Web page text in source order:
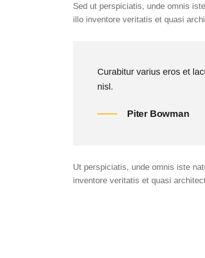
Sed ut perspiciatis, unde omnis
illo inventore veritatis et quasi
Curabitur varius eros et
nisl.
Piter Bowman
Ut perspiciatis, unde omnis iste
inventore veritatis et quasi